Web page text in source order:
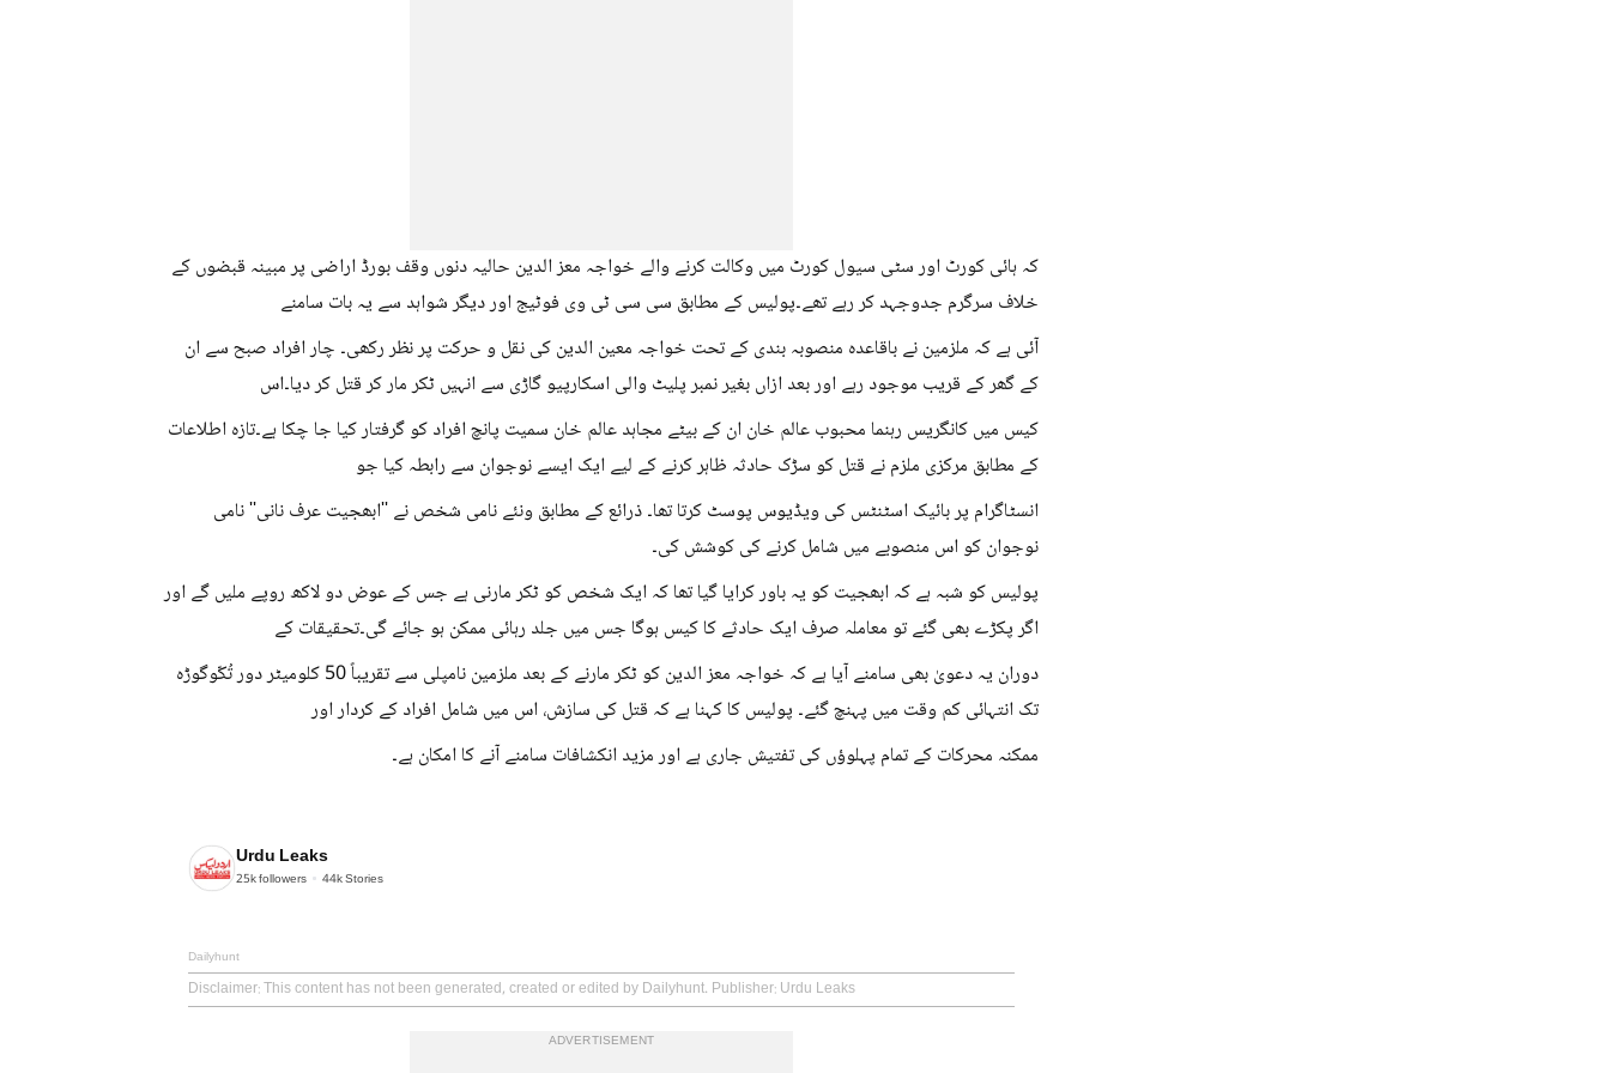
کہ ہائی کورٹ اور سٹی سیول کورٹ میں وکالت کرنے والے خواجہ معز الدین حالیہ دنوں وقف بورڈ اراضی پر مبینہ قبضوں کے
خلاف سرگرم جدوجہد کر رہے تھے۔پولیس کے مطابق سی سی ٹی وی فوٹیج اور دیگر شواہد سے یہ بات سامنے
آئی ہے کہ ملزمین نے باقاعدہ منصوبہ بندی کے تحت خواجہ معین الدین کی نقل و حرکت پر نظر رکھی۔ چار افراد صبح سے ان
کے گھر کے قریب موجود رہے اور بعد ازاں بغیر نمبر پلیٹ والی اسکارپیو گاڑی سے انہیں ٹکر مار کر قتل کر دیا۔اس
کیس میں کانگریس رہنما محبوب عالم خان ان کے بیٹے مجاہد عالم خان سمیت پانچ افراد کو گرفتار کیا جا چکا ہے۔تازہ اطلاعات
کے مطابق مرکزی ملزم نے قتل کو سڑک حادثہ ظاہر کرنے کے لیے ایک ایسے نوجوان سے رابطہ کیا جو
انسٹاگرام پر بائیک اسٹنٹس کی ویڈیوس پوسٹ کرتا تھا۔ ذرائع کے مطابق ونئے نامی شخص نے ''ابھجیت عرف نانی'' نامی
نوجوان کو اس منصوبے میں شامل کرنے کی کوشش کی۔
پولیس کو شبہ ہے کہ ابھجیت کو یہ باور کرایا گیا تھا کہ ایک شخص کو ٹکر مارنی ہے جس کے عوض دو لاکھ روپے ملیں گے اور
اگر پکڑے بھی گئے تو معاملہ صرف ایک حادثے کا کیس ہوگا جس میں جلد رہائی ممکن ہو جائے گی۔تحقیقات کے
دوران یہ دعویٰ بھی سامنے آیا ہے کہ خواجہ معز الدین کو ٹکر مارنے کے بعد ملزمین نامپلی سے تقریباً 50 کلومیٹر دور تُکّوگوڑہ
تک انتہائی کم وقت میں پہنچ گئے۔ پولیس کا کہنا ہے کہ قتل کی سازش، اس میں شامل افراد کے کردار اور
ممکنہ محرکات کے تمام پہلوؤں کی تفتیش جاری ہے اور مزید انکشافات سامنے آنے کا امکان ہے۔
Urdu Leaks
25kfollowers 44kStories
Dailyhunt
Disclaimer: This content has not been generated, created or edited by Dailyhunt. Publisher: Urdu Leaks
ADVERTISEMENT